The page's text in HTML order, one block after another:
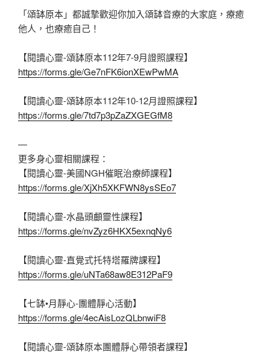
「頌缽原本」都誠摯歡迎你加入頌缽音療的大家庭，療癒
他人，也療癒自己！
【閱讀心靈-頌缽原本112年7-9月證照課程】
https://forms.gle/Ge7nFK6ionXEwPwMA
【閱讀心靈-頌缽原本112年10-12月證照課程】
https://forms.gle/7td7p3pZaZXGEGfM8
—
更多身心靈相關課程：
【閱讀心靈-美國NGH催眠治療師課程】
https://forms.gle/XjXh5XKFWN8ysSEo7
【閱讀心靈-水晶頭顱靈性課程】
https://forms.gle/nvZyz6HKX5exnqNy6
【閱讀心靈-直覺式托特塔羅牌課程】
https://forms.gle/uNTa68aw8E312PaF9
【七缽•月靜心-團體靜心活動】
https://forms.gle/4ecAisLozQLbnwiF8
【閱讀心靈-頌缽原本團體靜心帶領者課程】